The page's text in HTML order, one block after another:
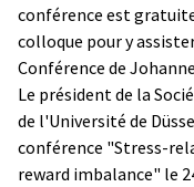
conférence est
colloque pour y
Conférence de
Le président de la
de l'Université de
conférence "Stress-
reward imbalance" le